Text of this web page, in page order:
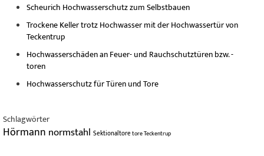
Scheurich Hochwasserschutz zum Selbstbauen
Trockene Keller trotz Hochwasser mit der Hochwassertür von
Teckentrup
Hochwasserschäden an Feuer- und Rauchschutztüren bzw. -
toren
Hochwasserschutz für Türen und Tore
Schlagwörter
Hörmann normstahl SektionaltoretoreTeckentrup